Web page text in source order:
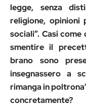
legge, senza
religione, opinioni
sociali”. Casi
smentire il
brano sono
insegnassero a
rimanga in
concretamente?